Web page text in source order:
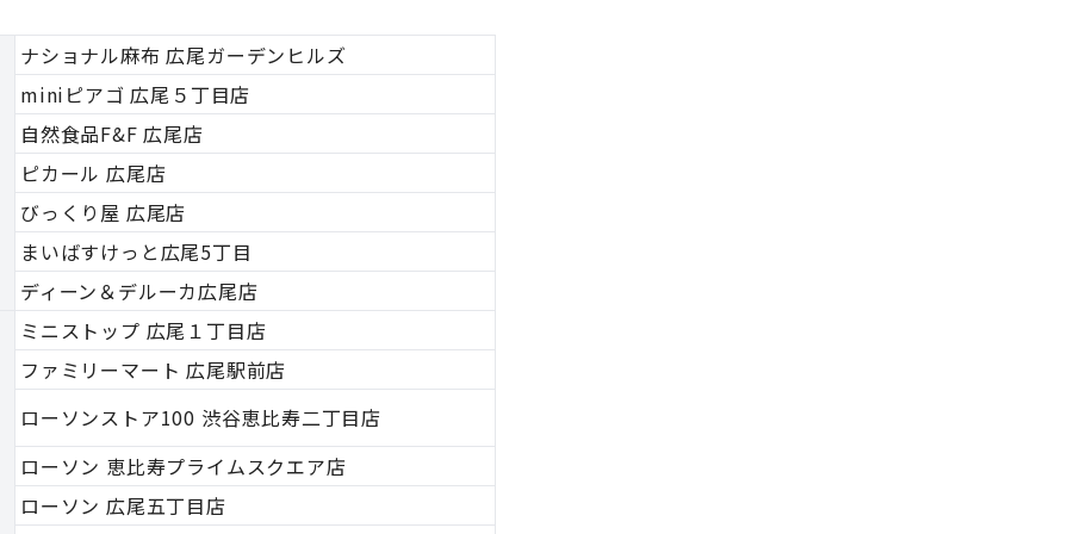
ナショナル麻布 広尾ガーデンヒルズ
miniピアゴ 広尾５丁目店
自然食品F&F 広尾店
ピカール 広尾店
びっくり屋 広尾店
まいばすけっと広尾5丁目
ディーン＆デルーカ広尾店
ミニストップ 広尾１丁目店
ファミリーマート 広尾駅前店
ローソンストア100 渋谷恵比寿二丁目店
ローソン 恵比寿プライムスクエア店
ローソン 広尾五丁目店